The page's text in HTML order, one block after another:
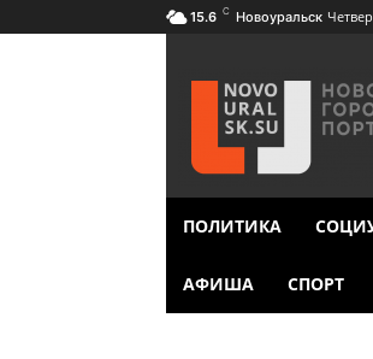
15.6 C Новоуральск
ПОЛИТИКА
АФИША СПОРТ